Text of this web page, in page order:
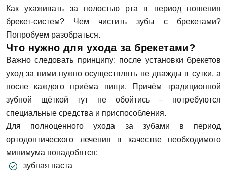
Как ухаживать за полостью рта в период ношения
брекет-систем? Чем чистить зубы с брекетами?
Попробуем разобраться.
Что нужно для ухода за брекетами?
Важно следовать принципу: после установки брекетов
уход за ними нужно осуществлять не дважды в сутки, а
после каждого приёма пищи. Причём традиционной
зубной щёткой тут не обойтись – потребуются
специальные средства и приспособления.
Для полноценного ухода за зубами в период
ортодонтического лечения в качестве необходимого
минимума понадобятся:
зубная паста